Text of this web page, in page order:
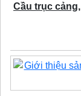
Cầu trục